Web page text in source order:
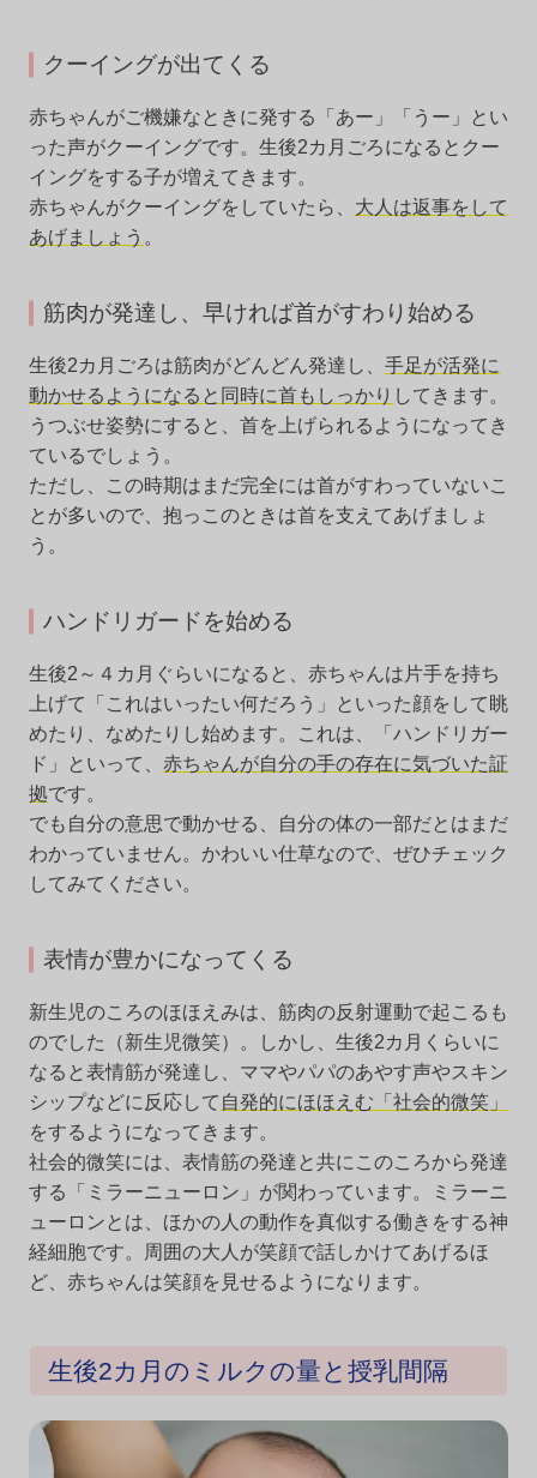
クーイングが出てくる
赤ちゃんがご機嫌なときに発する「あー」「うー」とい
った声がクーイングです。生後2カ月ごろになるとクー
イングをする子が増えてきます。
赤ちゃんがクーイングをしていたら、 大人は返事をして
あげましょう 。
筋肉が発達し、早ければ首がすわり始める
生後2カ月ごろは筋肉がどんどん発達し、 手足が活発に
動かせるようになると同時に首もしっかり してきます。
うつぶせ姿勢にすると、首を上げられるようになってき
ているでしょう。
ただし、この時期はまだ完全には首がすわっていないこ
とが多いので、抱っこのときは首を支えてあげましょ
う。
ハンドリガードを始める
生後2～４カ月ぐらいになると、赤ちゃんは片手を持ち
上げて「これはいったい何だろう」といった顔をして眺
めたり、なめたりし始めます。これは、「ハンドリガー
ド」といって、 赤ちゃんが自分の手の存在に気づいた証
拠です。
でも自分の意思で動かせる、自分の体の一部だとはまだ
わかっていません。かわいい仕草なので、ぜひチェック
してみてください。
表情が豊かになってくる
新生児のころのほほえみは、筋肉の反射運動で起こるも
のでした（新生児微笑）。しかし、生後2カ月くらいに
なると表情筋が発達し、ママやパパのあやす声やスキン
シップなどに反応して 自発的にほほえむ「社会的微笑」
をするようになってきます。
社会的微笑には、表情筋の発達と共にこのころから発達
する「ミラーニューロン」が関わっています。ミラーニ
ューロンとは、ほかの人の動作を真似する働きをする神
経細胞です。周囲の大人が笑顔で話しかけてあげるほ
ど、赤ちゃんは笑顔を見せるようになります。
生後2カ月のミルクの量と授乳間隔